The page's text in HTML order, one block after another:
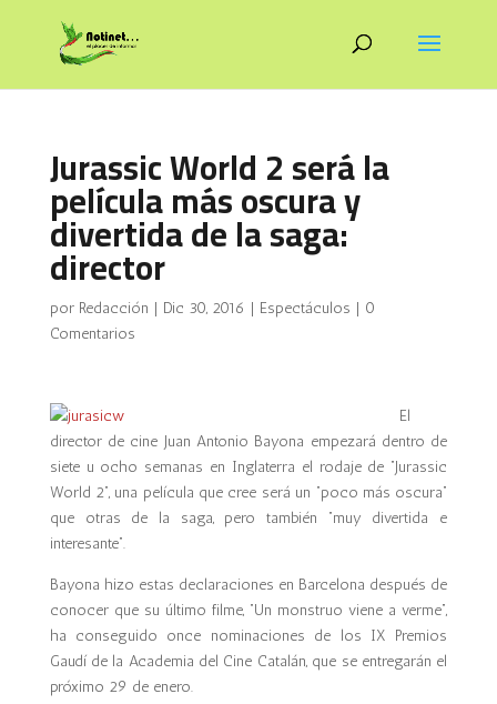
Jurassic World 2 será la
película más oscura y
divertida de la saga:
director
por Redacción | Dic 30, 2016 | Espectáculos | 0
Comentarios
El
director de cine Juan Antonio Bayona empezará dentro de
siete u ocho semanas en Inglaterra el rodaje de “Jurassic
World 2“, una película que cree será un “poco más oscura”
que otras de la saga, pero también “muy divertida e
interesante”.
Bayona hizo estas declaraciones en Barcelona después de
conocer que su último filme, “Un monstruo viene a verme”,
ha conseguido once nominaciones de los IX Premios
Gaudí de la Academia del Cine Catalán, que se entregarán el
próximo 29 de enero.